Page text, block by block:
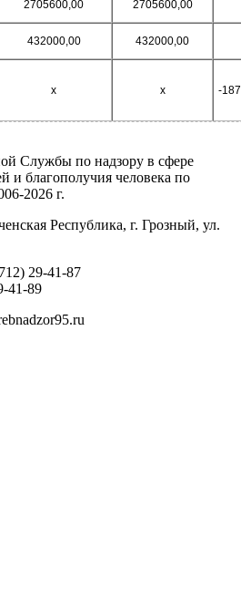
2705600,00 2705600,00
432000,00 432000,00
х х -
Службы по надзору в сфере
и благополучия человека по
2026 г.
Республика, г. Грозный, ул.
29-41-87
41-89